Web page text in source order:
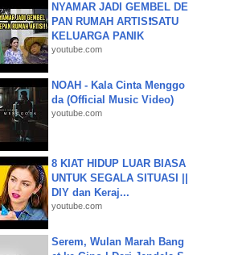
NYAMAR JADI GEMBEL DE
PAN RUMAH ARTIS❗SATU
KELUARGA PANIK
youtube.com
NOAH - Kala Cinta Menggo
da (Official Music Video)
youtube.com
8 KIAT HIDUP LUAR BIASA
UNTUK SEGALA SITUASI ||
DIY dan Keraj...
youtube.com
Serem, Wulan Marah Bang